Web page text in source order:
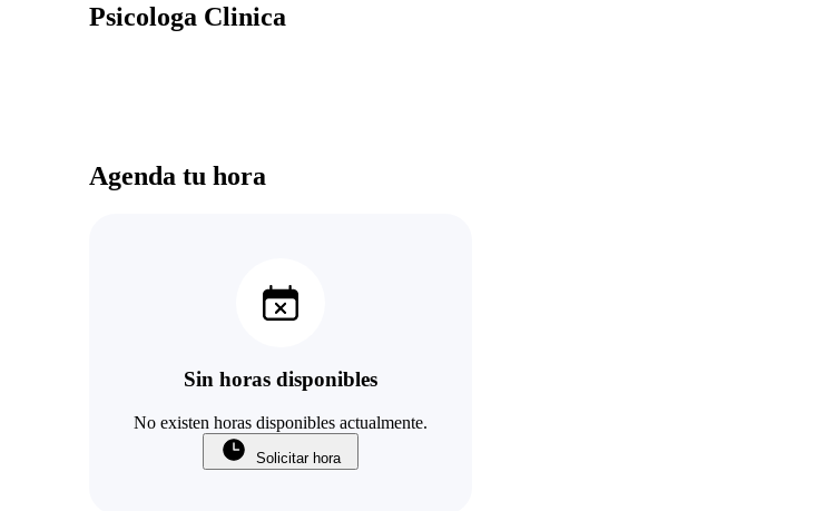
Psicologa Clinica
Agenda tu hora
Sin horas disponibles
No existen horas disponibles actualmente.
Solicitar hora